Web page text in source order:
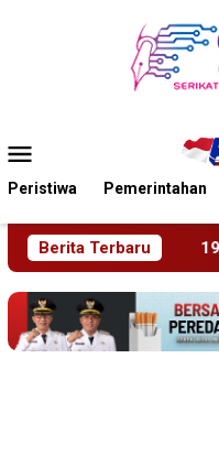
Mobile
Peristiwa Pemerintahan
Berita Terbaru
Siswa Sakit Bersamaan,